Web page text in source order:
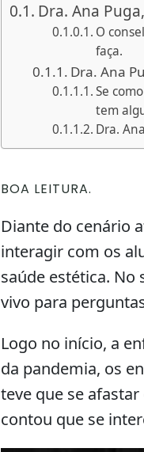
Dra. Ana
O
faça.
Dra. Ana
Se
tem
Dra.
BOA LEITURA.
Diante do cenário
interagir com os
saúde estética. No
vivo para
Logo no início, a
da pandemia, os
teve que se
contou que se